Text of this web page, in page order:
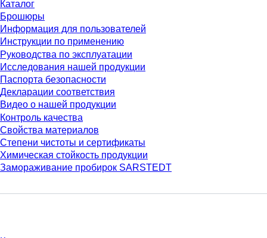
Каталог
Брошюры
Информация для пользователей
Инструкции по применению
Руководства по эксплуатации
Исследования нашей продукции
Паспорта безопасности
Декларации соответствия
Видео о нашей продукции
Контроль качества
Свойства материалов
Степени чистоты и сертификаты
Химическая стойкость продукции
Замораживание пробирок SARSTEDT